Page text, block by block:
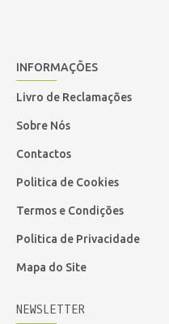
INFORMAÇÕES
Livro de Reclamações
Sobre Nós
Contactos
Politica de Cookies
Termos e Condições
Politica de Privacidade
Mapa do Site
NEWSLETTER